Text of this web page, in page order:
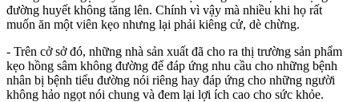
đường huyết không tăng lên. Chính vì vậy mà nhiều khi họ rất
muốn ăn một viên kẹo nhưng lại phải kiêng cử, dè chừng.
- Trên cở sở đó, những nhà sản xuất đã cho ra thị trường sản phẩm
kẹo hồng sâm không đường để đáp ứng nhu cầu cho những bệnh
nhân bị bệnh tiểu đường nói riêng hay đáp ứng cho những người
không hảo ngọt nói chung và đem lại lợi ích cao cho sức khỏe.